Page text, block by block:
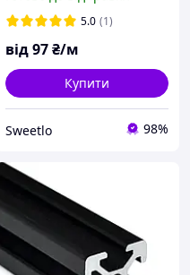
5.0 (1)
від97₴/м
Купити
Sweetlo 98%